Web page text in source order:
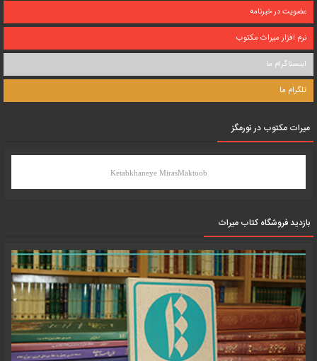
عضویت در خبرنامه
نرم افزار میراث مکتوب
اینستاگرام ما
تلگرام ما
میرات مکتوب در نورمگز
Ketabkhaneye MirasMaktoob
بازدید فروشگاه کتاب میراث